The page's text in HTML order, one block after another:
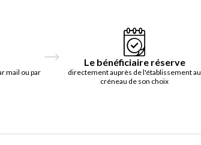
mail ou par
Le bénéficiaire réserve
directement auprès de l'établissement au
créneau de son choix